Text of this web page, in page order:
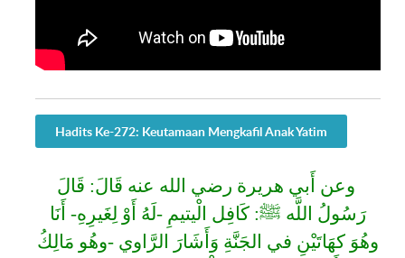
Hadits Ke-272: Keutamaan Mengkafil Anak Yatim
وعن أَبي هريرة رضي الله عنه قَالَ: قَالَ
رَسُولُ اللَّه ﷺ: كَافِل الْيتيمِ -لَهُ أَوْ لِغَيرِهِ- أَنَا
وهُوَ كهَاتَيْنِ في الجَنَّةِ وَأَشَارَ الرَّاوي -وهُو مَالِكُ